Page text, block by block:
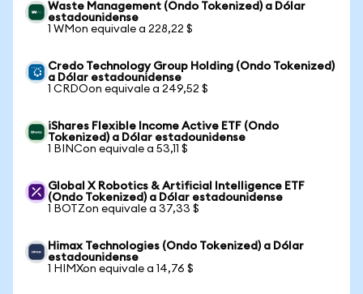
Waste Management (Ondo Tokenized) a Dólar
estadounidense
1 WMon equivale a 228,22 $
Credo Technology Group Holding (Ondo Tokenized)
a Dólar estadounidense
1 CRDOon equivale a 249,52 $
iShares Flexible Income Active ETF (Ondo
Tokenized) a Dólar estadounidense
1 BINCon equivale a 53,11 $
Global X Robotics & Artificial Intelligence ETF
(Ondo Tokenized) a Dólar estadounidense
1 BOTZon equivale a 37,33 $
Himax Technologies (Ondo Tokenized) a Dólar
estadounidense
1 HIMXon equivale a 14,76 $